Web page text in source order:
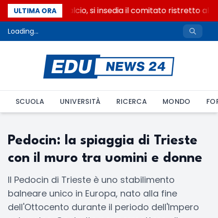
ULTIMA ORA
Riforma del calcio, si insedia il comitato ristretto al
Loading...
SCUOLA UNIVERSITÀ RICERCA MONDO
Pedocin: la spiaggia di Trieste
con il muro tra uomini e donne
Il Pedocin di Trieste è uno stabilimento
balneare unico in Europa, nato alla fine
dell'Ottocento durante il periodo dell'Impero